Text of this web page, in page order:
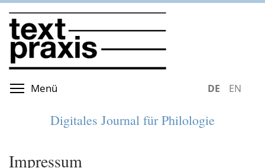
Direkt
zum
Inhalt
Menü Menüsichtbarkeit umschaltenDEUTSCH
Digitales Journal für Philologie
Impressum